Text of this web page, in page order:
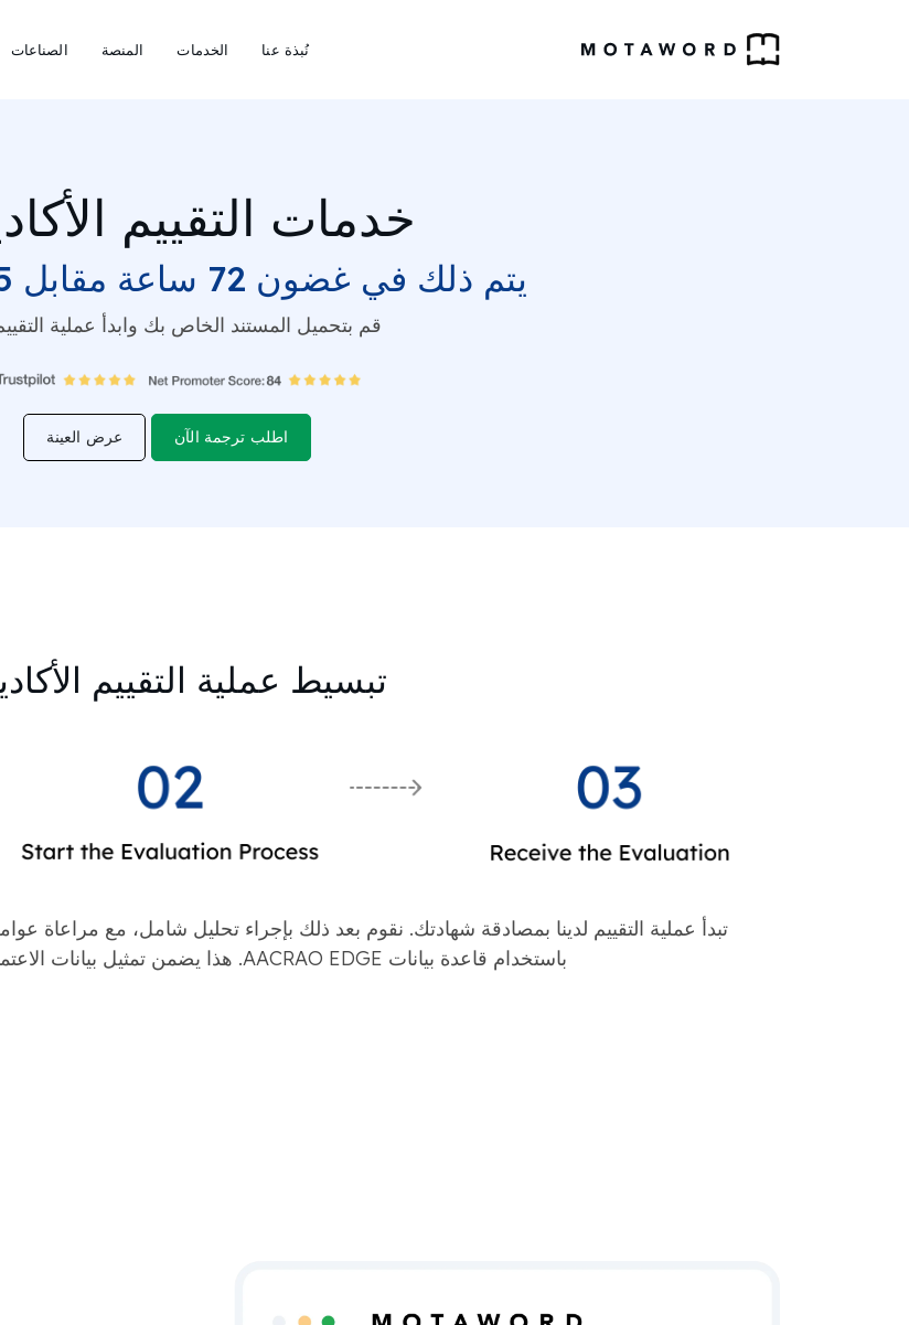
نُبذة عنا الخدمات المنصة الصناعات
خدمات التقييم
يتم ذلك في غضون 72 ساعة مقابل 65 دولارًا فقط
قم بتحميل المستند الخاص بك وابدأ عملية
اطلب ترجمة الآن عرض العينة
تبسيط عملية التقييم
تبدأ عملية التقييم لدينا بمصادقة شهادتك. نقوم بعد ذلك بإجراء تحليل شامل، مع مراعاة
باستخدام قاعدة بيانات AACRAO EDGE. هذا يضمن تمثيل بيانات الاعتماد الخاصة بك بدقة لتطبيقاتك.